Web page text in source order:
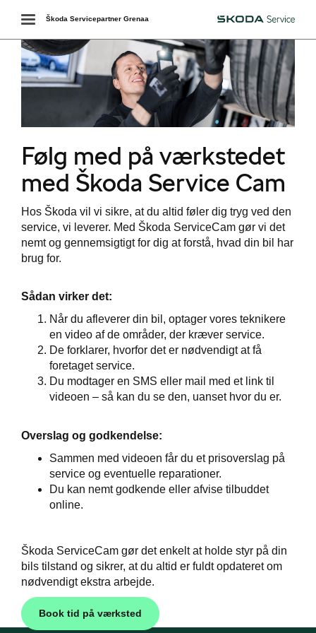
5+ til elbiler
Toggle
navigation
Škoda
Škoda Servicepartner Grenaa
Følg med på værkstedet
med Škoda Service Cam
Hos Škoda vil vi sikre, at du altid føler dig tryg ved den
service, vi leverer. Med Škoda ServiceCam gør vi det
nemt og gennemsigtigt for dig at forstå, hvad din bil har
brug for.
Sådan virker det:
Når du afleverer din bil, optager vores teknikere
en video af de områder, der kræver service.
De forklarer, hvorfor det er nødvendigt at få
foretaget service.
Du modtager en SMS eller mail med et link til
videoen – så kan du se den, uanset hvor du er.
Overslag og godkendelse:
Sammen med videoen får du et prisoverslag på
service og eventuelle reparationer.
Du kan nemt godkende eller afvise tilbuddet
online.
Škoda ServiceCam gør det enkelt at holde styr på din
bils tilstand og sikrer, at du altid er fuldt opdateret om
nødvendigt ekstra arbejde.
Book tid på værksted